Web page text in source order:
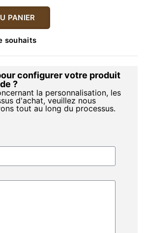
PANIER
souhaits
configurer votre produit
?
la personnalisation, les
d'achat, veuillez nous
tout au long du processus.